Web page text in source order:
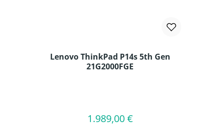
Lenovo ThinkPad P14s 5th Gen
21G2000FGE
Regulärer Preis:
1.989,00 €
In den Warenkorb